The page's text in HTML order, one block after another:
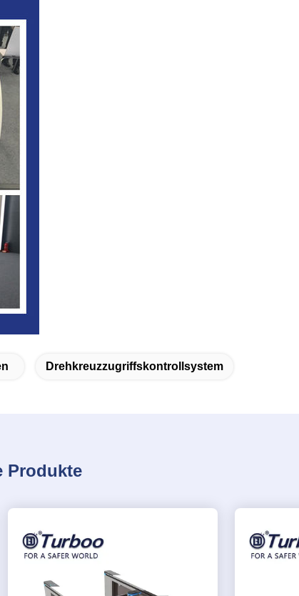
Drehkreuzzugriffskontrollsystem
Produkte